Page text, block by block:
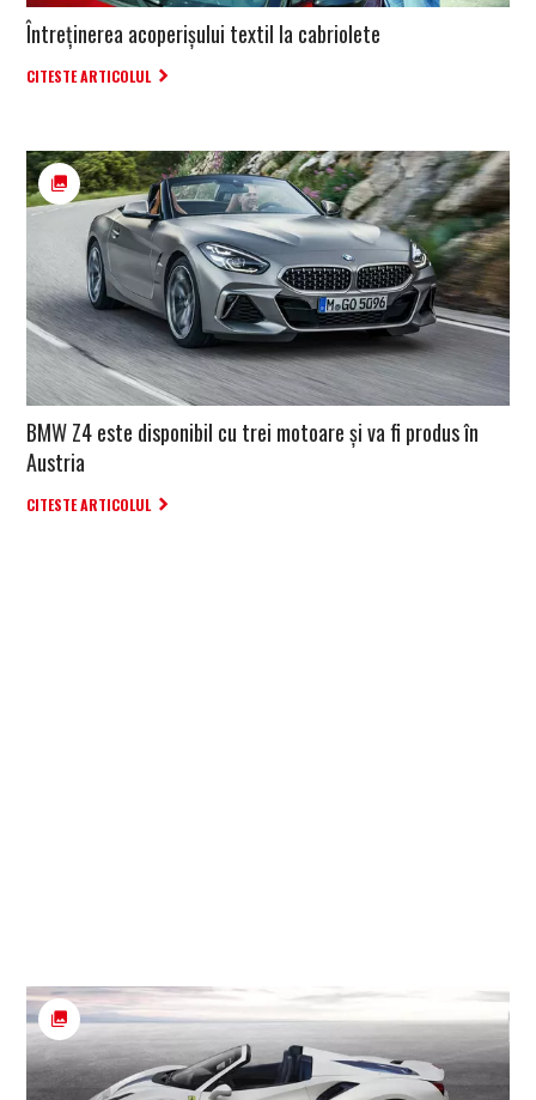
Întreținerea acoperișului textil la cabriolete
CITESTE ARTICOLUL
BMW Z4 este disponibil cu trei motoare și va fi produs în
Austria
CITESTE ARTICOLUL